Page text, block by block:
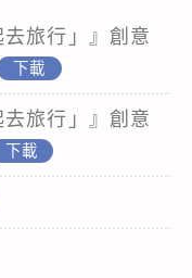
旅行」』創意
下載
旅行」』創意
下載